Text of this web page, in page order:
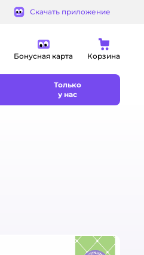
Скачать приложение
Бонусная карта Корзина
Только
у нас